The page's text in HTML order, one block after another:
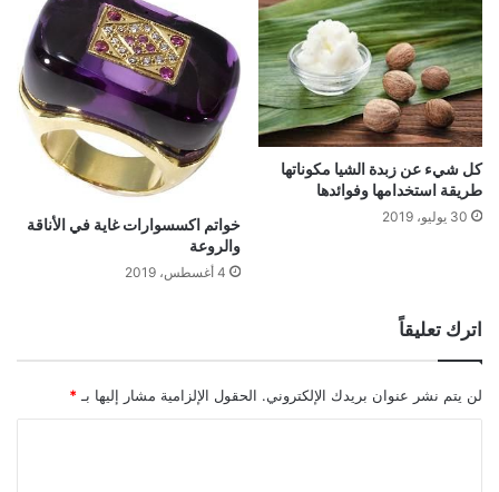
كل شيء عن زبدة الشيا مكوناتها
طريقة استخدامها وفوائدها
30 يوليو، 2019
خواتم اكسسوارات غاية في الأناقة
والروعة
4 أغسطس، 2019
اترك تعليقاً
لن يتم نشر عنوان بريدك الإلكتروني. الحقول الإلزامية مشار إليها بـ *